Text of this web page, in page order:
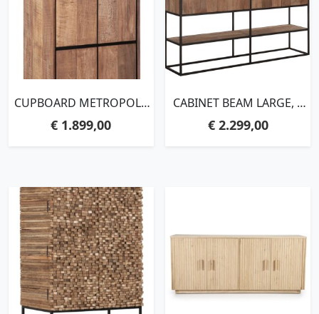
CUPBOARD METROPOLE
DOORS,210X70X40 CM,
€ 1.899,00
CABINET BEAM LARGE, 4
RACK,140X180X40 CM,
€2.299,00